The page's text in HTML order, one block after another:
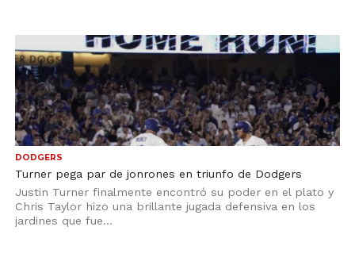
DODGERS
Turner pega par de jonrones en triunfo de Dodgers
Justin Turner finalmente encontró su poder en el plato y
Chris Taylor hizo una brillante jugada defensiva en los
jardines que fue...